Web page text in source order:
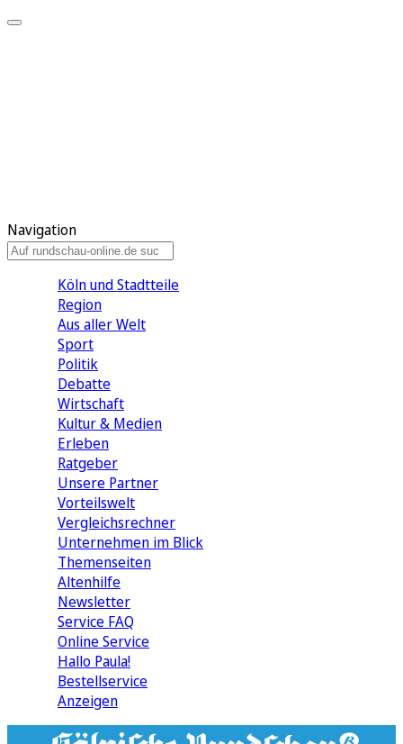
Navigation
Köln und Stadtteile
Region
Aus aller Welt
Sport
Politik
Debatte
Wirtschaft
Kultur & Medien
Erleben
Ratgeber
Unsere Partner
Vorteilswelt
Vergleichsrechner
Unternehmen im Blick
Themenseiten
Altenhilfe
Newsletter
Service FAQ
Online Service
Hallo Paula!
Bestellservice
Anzeigen